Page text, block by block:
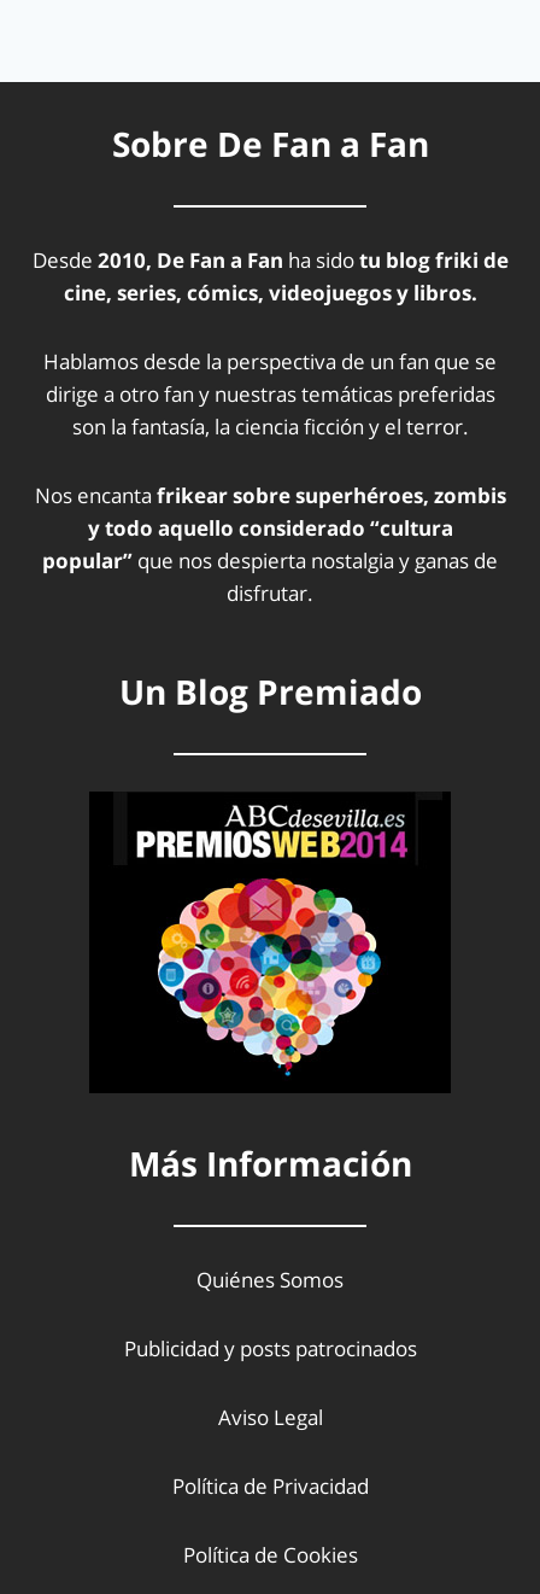
Sobre De Fan a Fan
Desde 2010, De Fan a Fan ha sidotu blog friki de
cine, series, cómics, videojuegos y libros.
Hablamos desde la perspectiva de un fan que se
dirige a otro fan y nuestras temáticas preferidas
son la fantasía, la ciencia ficción y el terror.
Nos encanta frikear sobre superhéroes, zombis
y todo aquello considerado “cultura
popular” que nos despierta nostalgia y ganas de
disfrutar.
Un Blog Premiado
Más Información
Quiénes Somos
Publicidad y posts patrocinados
Aviso Legal
Política de Privacidad
Política de Cookies